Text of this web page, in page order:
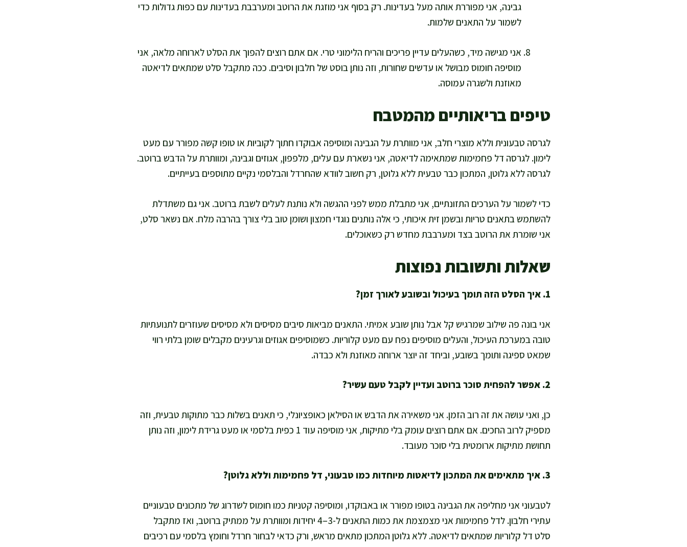
גבינה, אני מפוררת אותה מעל בעדינות. רק בסוף אני מוזגת את הרוטב ומערבבת בעדינות עם כפות גדולות כדי
לשמור על התאנים שלמות.
אני מגישה מיד, כשהעלים עדיין פריכים והריח הלימוני טרי. אם אתם רוצים להפוך את הסלט לארוחה מלאה, אני
מוסיפה חומוס מבושל או עדשים שחורות, וזה נותן בוסט של חלבון וסיבים. ככה מתקבל סלט שמתאים לדיאטה
מאוזנת ולשגרה עמוסה.
טיפים בריאותיים מהמטבח
לגרסה טבעונית וללא מוצרי חלב, אני מוותרת על הגבינה ומוסיפה אבוקדו חתוך לקוביות או טופו קשה מפורר עם מעט
לימון. לגרסה דל פחמימות שמתאימה לדיאטה, אני נשארת עם עלים, מלפפון, אגוזים וגבינה, ומוותרת על הדבש ברוטב.
לגרסה ללא גלוטן, המתכון כבר טבעית ללא גלוטן, רק חשוב לוודא שהחרדל והבלסמי נקיים מתוספים בעייתיים.
כדי לשמור על הערכים התזונתיים, אני מתבלת ממש לפני ההגשה ולא נותנת לעלים לשבת ברוטב. אני גם משתדלת
להשתמש בתאנים טריות ובשמן זית איכותי, כי אלה נותנים נוגדי חמצון ושומן טוב בלי צורך בהרבה מלח. אם נשאר סלט,
אני שומרת את הרוטב בצד ומערבבת מחדש רק כשאוכלים.
שאלות ותשובות נפוצות
1. איך הסלט הזה תומך בעיכול ובשובע לאורך זמן?
אני בונה פה שילוב שמרגיש קל אבל נותן שובע אמיתי. התאנים מביאות סיבים מסיסים ולא מסיסים שעוזרים לתנועתיות
טובה במערכת העיכול, והעלים מוסיפים נפח עם מעט קלוריות. כשמוסיפים אגוזים וגרעינים מקבלים שומן בלתי רווי
שמאט ספיגה ותומך בשובע, וביחד זה יוצר ארוחה מאוזנת ולא כבדה.
2. אפשר להפחית סוכר ברוטב ועדיין לקבל טעם עשיר?
כן, ואני עושה את זה רוב הזמן. אני משאירה את הדבש או הסילאן כאופציונלי, כי תאנים בשלות כבר מתוקות טבעית, וזה
מספיק לרוב החכים. אם אתם רוצים עומק בלי מתיקות, אני מוסיפה עוד 1 כפית בלסמי או מעט גרידת לימון, וזה נותן
תחושת מתיקות ארומטית בלי סוכר מעובד.
3. איך מתאימים את המתכון לדיאטות מיוחדות כמו טבעוני, דל פחמימות וללא גלוטן?
לטבעוני אני מחליפה את הגבינה בטופו מפורר או באבוקדו, ומוסיפה קטניות כמו חומוס לשדרוג של מתכונים טבעוניים
עתירי חלבון. לדל פחמימות אני מצמצמת את כמות התאנים ל-3–4 יחידות ומוותרת על ממתיק ברוטב, ואז מתקבל
סלט דל קלוריות שמתאים לדיאטה. ללא גלוטן המתכון מתאים מראש, ורק כדאי לבחור חרדל וחומץ בלסמי עם רכיבים